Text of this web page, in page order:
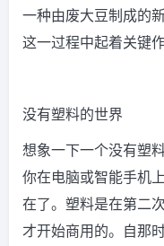
一种由废大豆制成的
这一过程中起着关键作
没有塑料的世界
想象一下一个没有塑
你在电脑或智能手机
在了。塑料是在第二
才开始商用的。自那